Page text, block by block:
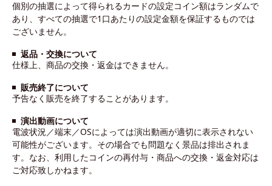
個別の抽選によって得られるカードの設定コイン額はランダムで
あり、すべての抽選で1口あたりの設定金額を保証するものでは
ございません。
返品・交換について
仕様上、商品の交換・返金はできません。
販売終了について
予告なく販売を終了することがあります。
演出動画について
電波状況／端末／OSによっては演出動画が適切に表示されない
可能性がございます。その場合でも問題なく景品は排出されま
す。なお、利用したコインの再付与・商品への交換・返金対応は
ご対応致しかねます。